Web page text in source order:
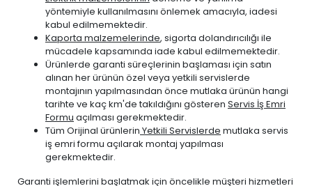
CITROEN NEMO 2008-2017 DİZEL
1.4 HDi
DS 4 2011-2015
1.6 E-HDi
DS 5 2012-2015 DİZEL
1.6 E-HDi
PEUGEOT
2008 2013-2019 DİZEL
1.6 BlueHDi
PEUGEOT
2008 2013-2019 DİZEL
1.6 E-HDi
PEUGEOT
206 1999-2011 DİZEL
1.4 HDi
PEUGEOT
206 1999-2011 DİZEL
1.6 HDi
PEUGEOT
206 Plus 2010-2012 DİZEL
yöntemiyle kullanılmasını önlemek amacıyla, iadesi
kabul edilmemektedir.
Kaporta malzemelerinde, sigorta dolandırıcılığı ile
mücadele kapsamında iade kabul edilmemektedir.
Ürünlerde garanti süreçlerinin başlaması için satın
alınan her ürünün özel veya yetkili servislerde
montajının yapılmasından önce mutlaka ürünün hangi
tarihte ve kaç km'de takıldığını gösteren Servis İş Emri
Formu açılması gerekmektedir.
Tüm Orijinal ürünlerin Yetkili Servislerde mutlaka servis
iş emri formu açılarak montaj yapılması
gerekmektedir.
Garanti işlemlerini başlatmak için öncelikle müşteri hizmetleri